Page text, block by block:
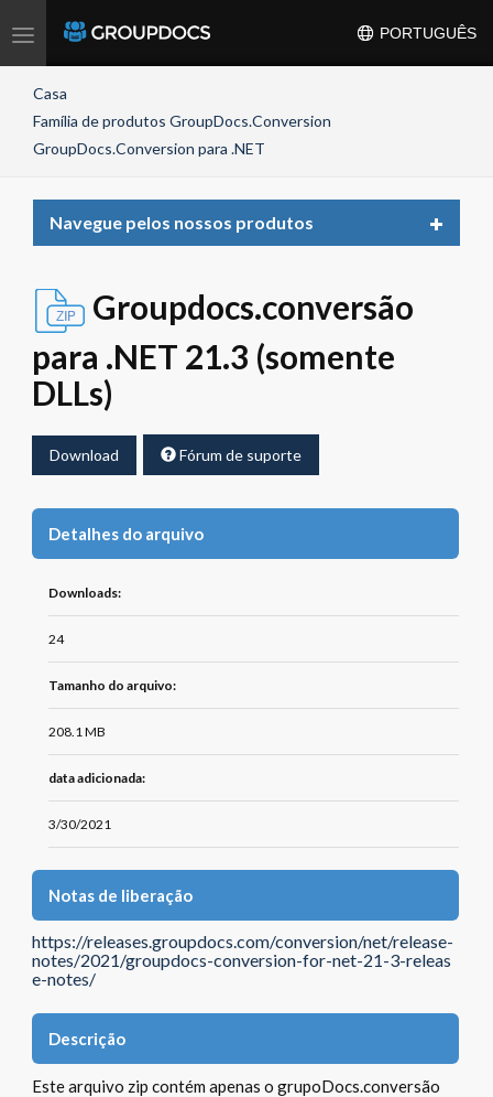
Toggle
PORTUGUÊS
Casa
Família de produtos GroupDocs.Conversion
GroupDocs.Conversion para .NET
Navegue pelos nossos produtos
Toggle
Groupdocs.conversão
para .NET 21.3 (somente
DLLs)
Download Fórum de suporte
Detalhes do arquivo
Downloads:
24
Tamanho do arquivo:
208.1 MB
data adicionada:
3/30/2021
Notas de liberação
https://releases.groupdocs.com/conversion/net/release-
notes/2021/groupdocs-conversion-for-net-21-3-releas
e-notes/
Descrição
Este arquivo zip contém apenas o grupoDocs.conversão